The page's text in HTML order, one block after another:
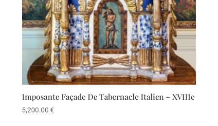
Imposante Façade De Tabernacle Italien – XVIIIe
5,200.00 €